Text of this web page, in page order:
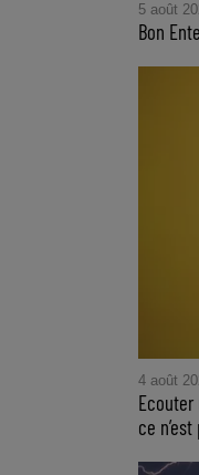
5 août
Bon
4 août
ce